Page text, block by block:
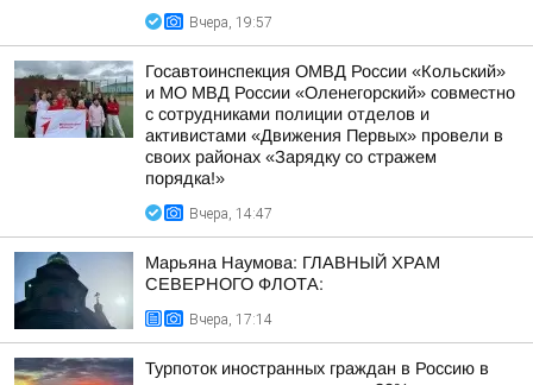
Вчера, 19:57
Госавтоинспекция ОМВД России «Кольский»
и МО МВД России «Оленегорский» совместно
с сотрудниками полиции отделов и
активистами «Движения Первых» провели в
своих районах «Зарядку со стражем
порядка!»
Вчера, 14:47
Марьяна Наумова: ГЛАВНЫЙ ХРАМ
СЕВЕРНОГО ФЛОТА:
Вчера, 17:14
Турпоток иностранных граждан в Россию в